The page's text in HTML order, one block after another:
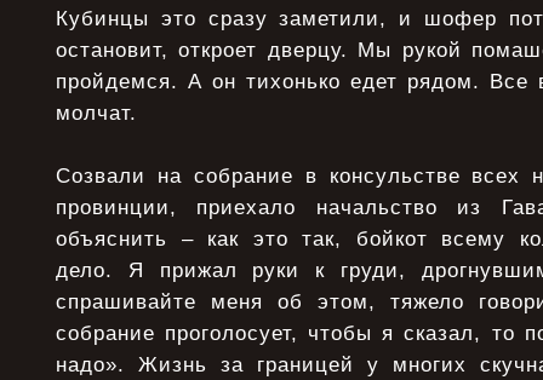
Кубинцы это сразу заметили, и шофер
остановит, откроет дверцу. Мы рукой
пройдемся. А он тихонько едет рядом. Все
молчат.
Созвали на собрание в консульстве всех
провинции, приехало начальство из
объяснить – как это так, бойкот всему
дело. Я прижал руки к груди,
спрашивайте меня об этом, тяжело
собрание проголосует, чтобы я сказал, то
надо». Жизнь за границей у многих